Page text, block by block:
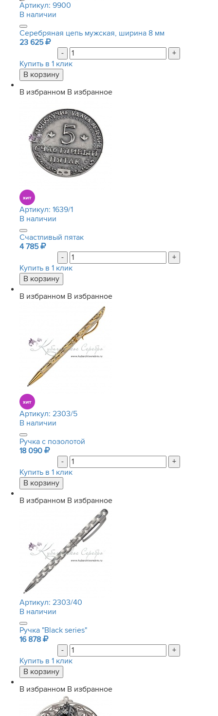
Артикул: 9900
В наличии
Серебряная цепь мужская, ширина 8 мм
23 625
-
+
Купить в 1 клик
В избранном В избранное
Артикул: 1639/1
В наличии
Счастливый пятак
4 785
-
+
Купить в 1 клик
В избранном В избранное
Артикул: 2303/5
В наличии
Ручка с позолотой
18 090
-
+
Купить в 1 клик
В избранном В избранное
Артикул: 2303/40
В наличии
Ручка "Black series"
16 878
-
+
Купить в 1 клик
В избранном В избранное